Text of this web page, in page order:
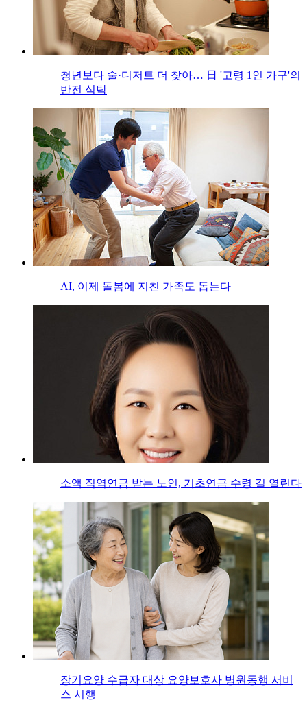
청년보다 술·디저트 더 찾아… 日 '고령 1인 가구'의
반전 식탁
AI, 이제 돌봄에 지친 가족도 돕는다
소액 직역연금 받는 노인, 기초연금 수령 길 열린다
장기요양 수급자 대상 요양보호사 병원동행 서비
스 시행